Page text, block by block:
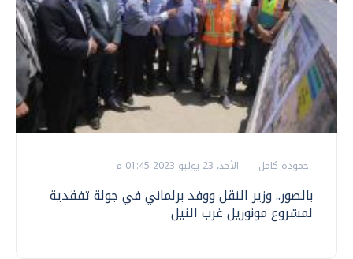
حمودة كامل الأحد، 23 يوليو 2023 01:45 م
بالصور.. وزير النقل ووفد برلماني في جولة تفقدية
لمشروع مونوريل غرب النيل